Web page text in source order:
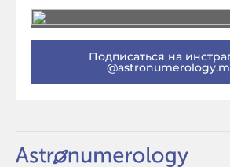
Подписаться на